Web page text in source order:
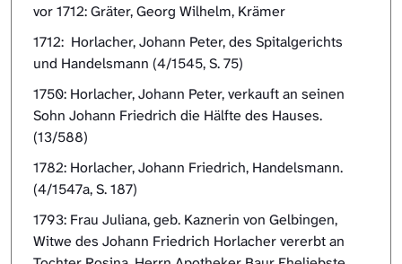
vor 1712: Gräter, Georg Wilhelm, Krämer
1712: Horlacher, Johann Peter, des Spitalgerichts
und Handelsmann (4/1545, S. 75)
1750: Horlacher, Johann Peter, verkauft an seinen
Sohn Johann Friedrich die Hälfte des Hauses.
(13/588)
1782: Horlacher, Johann Friedrich, Handelsmann.
(4/1547a, S. 187)
1793: Frau Juliana, geb. Kaznerin von Gelbingen,
Witwe des Johann Friedrich Horlacher vererbt an